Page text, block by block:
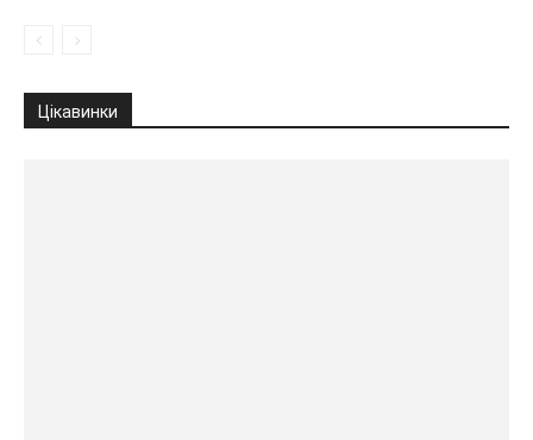
Цікавинки